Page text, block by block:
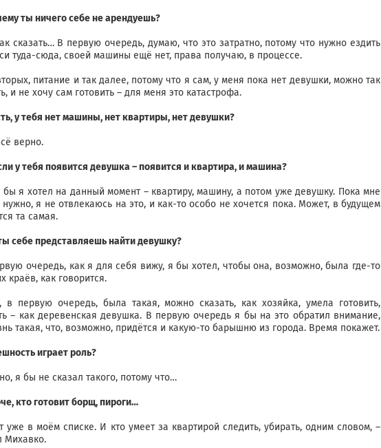
ты ничего себе не арендуешь?
сказать… В первую очередь, думаю, что это затратно, потому что нужно ездить
туда-сюда, своей машины ещё нет, права получаю, в процессе.
питание и так далее, потому что я сам, у меня пока нет девушки, можно так
и не хочу сам готовить – для меня это катастрофа.
у тебя нет машины, нет квартиры, нет девушки?
верно.
у тебя появится девушка – появится и квартира, и машина?
бы я хотел на данный момент – квартиру, машину, а потом уже девушку. Пока мне
нужно, я не отвлекаюсь на это, и как-то особо не хочется пока. Может, в будущем
та самая.
себе представляешь найти девушку?
очередь, как я для себя вижу, я бы хотел, чтобы она, возможно, была где-то
краёв, как говорится.
в первую очередь, была такая, можно сказать, как хозяйка, умела готовить,
– как деревенская девушка. В первую очередь я бы на это обратил внимание,
такая, что, возможно, придётся и какую-то барышню из города. Время покажет.
играет роль?
я бы не сказал такого, потому что…
кто готовит борщ, пироги…
уже в моём списке. И кто умеет за квартирой следить, убирать, одним словом, –
Михавко.